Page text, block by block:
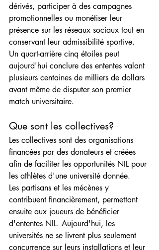
dérivés, participer à des campagnes
promotionnelles ou monétiser leur
présence sur les réseaux sociaux tout en
conservant leur admissibilité sportive.
Un quart-arrière cinq étoiles peut
aujourd'hui conclure des ententes valant
plusieurs centaines de milliers de dollars
avant même de disputer son premier
match universitaire.
Que sont les collectives?
Les collectives sont des organisations
financées par des donateurs et créées
afin de faciliter les opportunités NIL pour
les athlètes d'une université donnée.
Les partisans et les mécènes y
contribuent financièrement, permettant
ensuite aux joueurs de bénéficier
d'ententes NIL. Aujourd'hui, les
universités ne se livrent plus seulement
concurrence sur leurs installations et leur